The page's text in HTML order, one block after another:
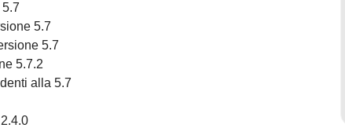
5.7
5.7
5.7.2
alla 5.7